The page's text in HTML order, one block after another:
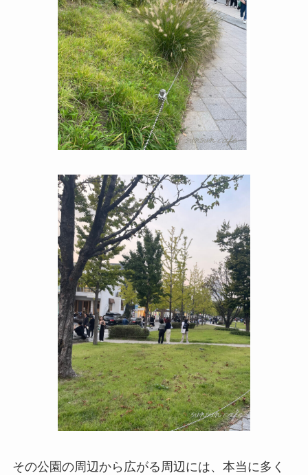
その公園の周辺から広がる周辺には、本当に多く